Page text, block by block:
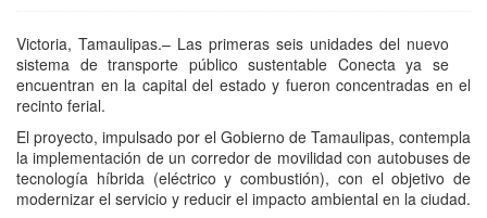
Victoria, Tamaulipas.– Las primeras seis unidades del nuevo
sistema de transporte público sustentable Conecta ya se
encuentran en la capital del estado y fueron concentradas en el
recinto ferial.
El proyecto, impulsado por el Gobierno de Tamaulipas, contempla
la implementación de un corredor de movilidad con autobuses de
tecnología híbrida (eléctrico y combustión), con el objetivo de
modernizar el servicio y reducir el impacto ambiental en la ciudad.